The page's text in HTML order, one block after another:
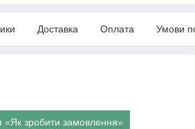
Доставка Оплата Умови
«Як зробити замовлення»